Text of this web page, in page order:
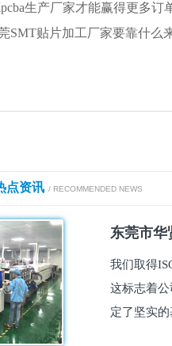
生产厂家才能赢得更多订
SMT贴片加工厂家要靠什么
点资讯 / RECOMMENDED NEWS
东莞市华
我们取得
这标志着
定了坚实